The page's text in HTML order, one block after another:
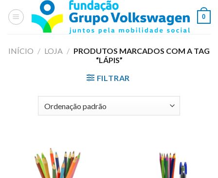
0
INÍCIO / LOJA / PRODUTOS MARCADOS COM A TAG
“LÁPIS”
FILTRAR